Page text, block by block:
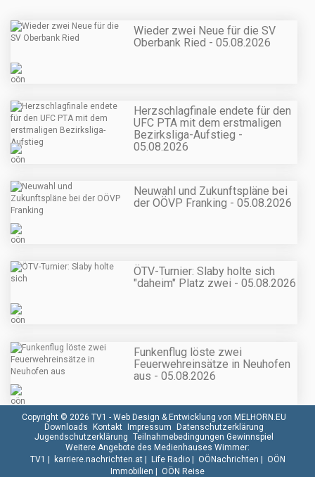
Wieder zwei Neue für die SV
Oberbank Ried - 05.08.2026
Herzschlagfinale endete für den
UFC PTA mit dem erstmaligen
Bezirksliga-Aufstieg -
05.08.2026
Neuwahl und Zukunftspläne bei
der OÖVP Franking - 05.08.2026
ÖTV-Turnier: Slaby holte sich
"daheim" Platz zwei - 05.08.2026
Funkenflug löste zwei
Feuerwehreinsätze in Neuhofen
aus - 05.08.2026
Copyright © 2026 TV1 - Web Design & Entwicklung von MELHORN.EU
Downloads Kontakt Impressum Datenschutzerklärung
Jugendschutzerklärung Teilnahmebedingungen Gewinnspiel
Weitere Angebote des Medienhauses Wimmer:
TV1 | karriere.nachrichten.at| Life Radio| OÖNachrichten | OÖN
Immobilien | OÖN Reise